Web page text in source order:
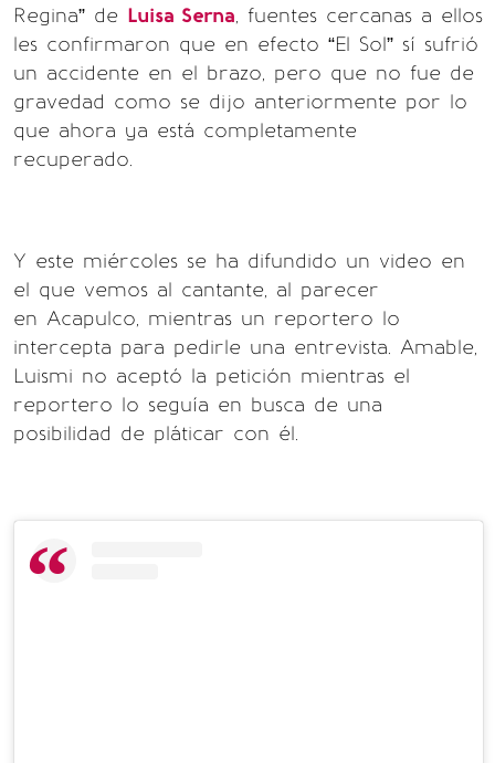
Regina” de Luisa Serna, fuentes cercanas a ellos
les confirmaron que en efecto “El Sol” sí sufrió
un accidente en el brazo, pero que no fue de
gravedad como se dijo anteriormente por lo
que ahora ya está completamente
recuperado.
Y este miércoles se ha difundido un video en
el que vemos al cantante, al parecer
en Acapulco, mientras un reportero lo
intercepta para pedirle una entrevista. Amable,
Luismi no aceptó la petición mientras el
reportero lo seguía en busca de una
posibilidad de pláticar con él.